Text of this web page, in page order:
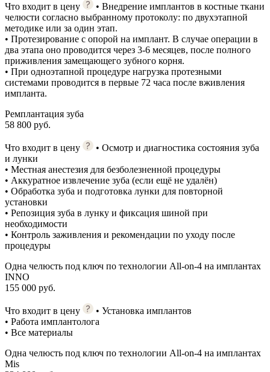
Что входит в цену
• Внедрение имплантов в костные ткани
челюсти согласно выбранному протоколу: по двухэтапной
методике или за один этап.
• Протезирование с опорой на имплант. В случае операции в
два этапа оно проводится через 3-6 месяцев, после полного
приживления замещающего зубного корня.
• При одноэтапной процедуре нагрузка протезными
системами проводится в первые 72 часа после вживления
импланта.
Ремплантация зуба
58 800 руб.
Что входит в цену
• Осмотр и диагностика состояния зуба
и лунки
• Местная анестезия для безболезненной процедуры
• Аккуратное извлечение зуба (если ещё не удалён)
• Обработка зуба и подготовка лунки для повторной
установки
• Репозиция зуба в лунку и фиксация шиной при
необходимости
• Контроль заживления и рекомендации по уходу после
процедуры
Одна челюсть под ключ по технологии All-on-4 на имплантах
INNO
155 000 руб.
Что входит в цену
• Установка имплантов
• Работа имплантолога
• Все материалы
Одна челюсть под ключ по технологии All-on-4 на имплантах
Mis